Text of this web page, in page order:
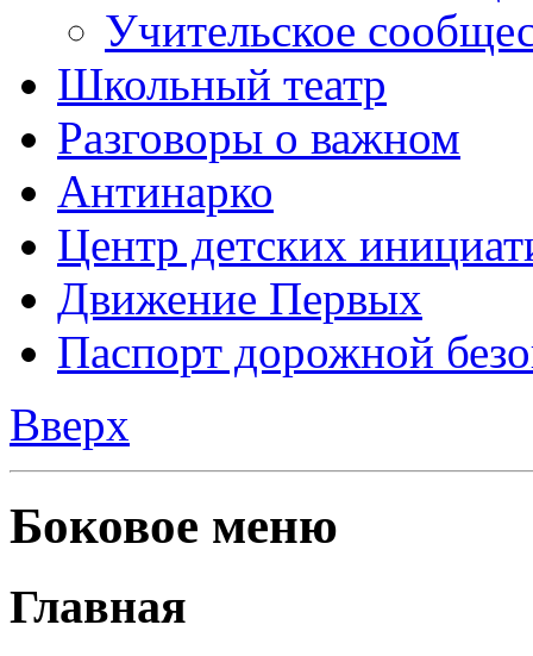
Учительское
Школьный театр
Разговоры о важном
Антинарко
Центр детских
Движение Первых
Паспорт дорожной
Вверх
Боковое меню
Главная